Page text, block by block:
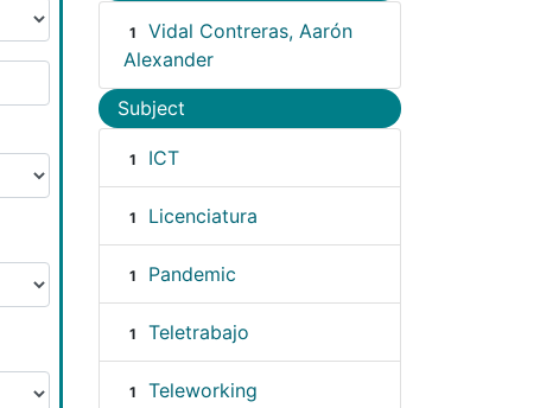
1
Vidal Contreras, Aarón
Alexander
Subject
1 ICT
1 Licenciatura
1 Pandemic
1 Teletrabajo
1 Teleworking